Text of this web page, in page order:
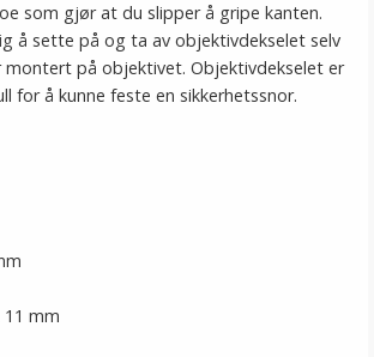
som gjør at du slipper å gripe kanten.
å sette på og ta av objektivdekselet selv
montert på objektivet. Objektivdekselet er
for å kunne feste en sikkerhetssnor.
11 mm